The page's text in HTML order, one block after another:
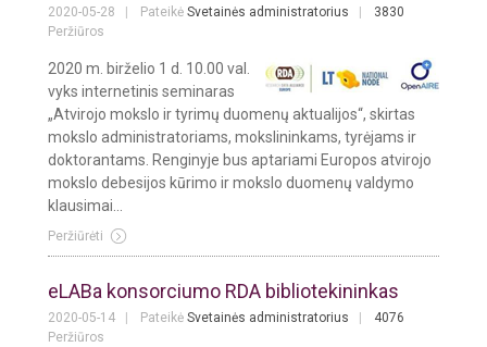
2020-05-28 Pateikė Svetainės administratorius
3830
Peržiūros
2020 m. birželio 1 d. 10.00 val.
vyks internetinis seminaras
„Atvirojo mokslo ir tyrimų duomenų aktualijos“, skirtas
mokslo administratoriams, mokslininkams, tyrėjams ir
doktorantams. Renginyje bus aptariami Europos atvirojo
mokslo debesijos kūrimo ir mokslo duomenų valdymo
klausimai...
Peržiūrėti
eLABa konsorciumo RDA bibliotekininkas
2020-05-14 Pateikė Svetainės administratorius
4076
Peržiūros